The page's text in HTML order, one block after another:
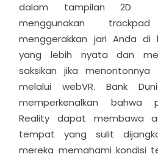
dalam tampilan 2D
menggunakan
menggerakkan jari Anda di
yang lebih nyata dan
saksikan jika
melalui webVR. Bank
memperkenalkan bahwa
Reality dapat membawa
tempat yang sulit
mereka memahami kondisi